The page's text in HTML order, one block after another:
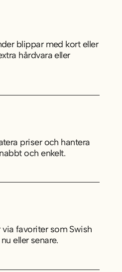
blippar med kort eller
hårdvara eller
priser och hantera
och enkelt.
favoriter som Swish
eller senare.